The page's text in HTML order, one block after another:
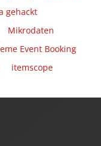
gehackt
Mikrodaten
Event Booking
itemscope